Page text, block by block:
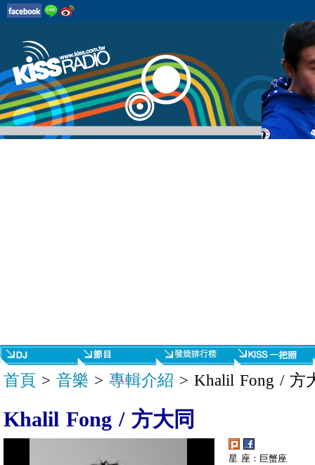
首頁 > 音樂 > 專輯介紹 > Khalil Fong / 方
Khalil Fong / 方大同
星 座：巨蟹座